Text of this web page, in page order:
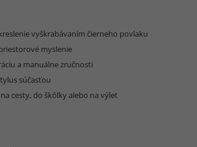
vyškrabávaním čierneho povlaku
myslenie
a manuálne zručnosti
súčasťou
cesty, do škôlky alebo na výlet